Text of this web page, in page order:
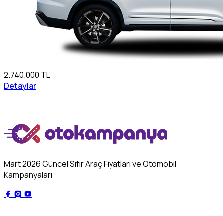
2.740.000 TL
Detaylar
Mart 2026 Güncel Sıfır Araç Fiyatları ve Otomobil
Kampanyaları